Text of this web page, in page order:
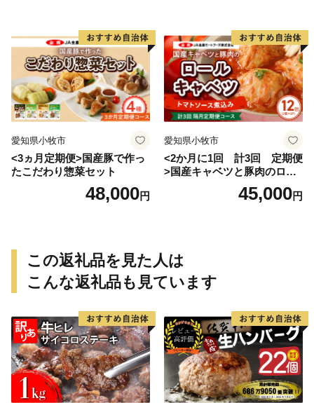
愛知県小牧市
<3ヵ月定期便>国産豚で作っ
たこだわり惣菜セット
48,000円
愛知県小牧市
<2か月に1回 計3回 定期便
>国産キャベツと豚肉のロー
ルキャベツ（6P入り）
45,000円
この返礼品を見た人は
こんな返礼品も見ています